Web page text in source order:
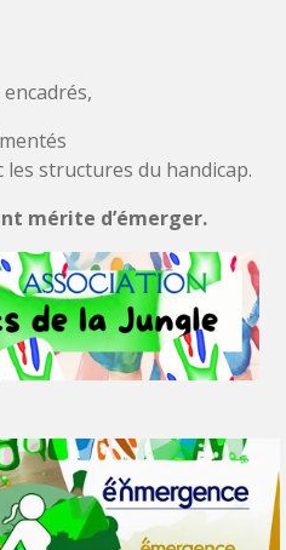
les structures du handicap.
mérite d’émerger.